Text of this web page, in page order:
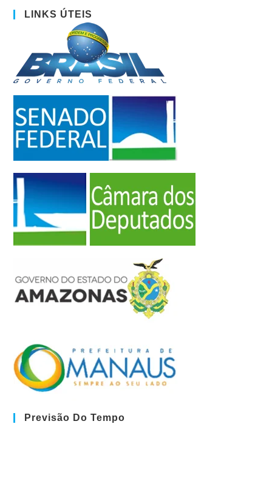
LINKS ÚTEIS
Previsão Do Tempo